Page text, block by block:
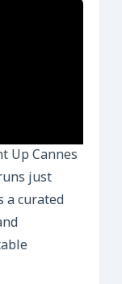
Up Cannes
just
a curated